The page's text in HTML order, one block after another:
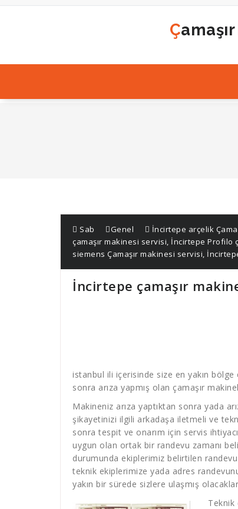
İçeriğe
Sab Genel İncirtepe arçelik
çamaşır makinesi servisi, İncirtepe Profilo
siemens Çamaşır makinesi servisi,
İncirtepe çamaşır
istanbul ili içerisinde size en yakın bölge
sonra arıza yapmış olan çamaşır
Makineniz arıza yaptıktan sonra yada
şikayetinizi ilgili arkadaşa iletmeli ve
sonra tespit ve onarım için servis
uygun olan ortak bir randevu zamanı
durumunda ekiplerimiz belirtilen
teknik ekiplerimize yada adres
yakın bir sürede sizlere ulaşmış
Teknik